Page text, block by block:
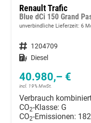
Renault Trafic
Blue dCi 150 Grand
unverbindliche Lieferzeit: 6
Fahrzeugnummer 1204709
Kraftstoff Diesel
40.980,– €
incl. 19% MwSt.
Verbrauch
CO2-Klasse: G
CO2-Emissionen: